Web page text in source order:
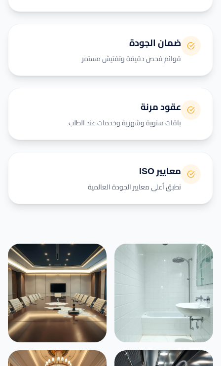
ضمان الجودة
قوائم فحص دقيقة وتفتيش مستمر
عقود مرنة
باقات سنوية وشهرية وخدمات عند الطلب
معايير ISO
نطبق أعلى معايير الجودة العالمية